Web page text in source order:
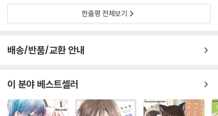
한줄평 전체보기
배송/반품/교환 안내
이 분야 베스트셀러